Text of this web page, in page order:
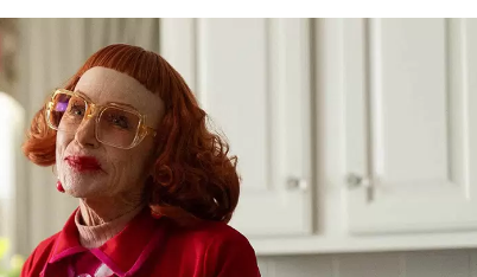
кино- и сериальных злодеях, при появлении которых в кадре
и пультами в экран